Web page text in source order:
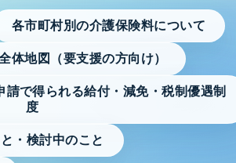
各市町村別の介護保険料について
体地図（要支援の方向け）
で得られる給付・減免・税制優遇制
度
・検討中のこと